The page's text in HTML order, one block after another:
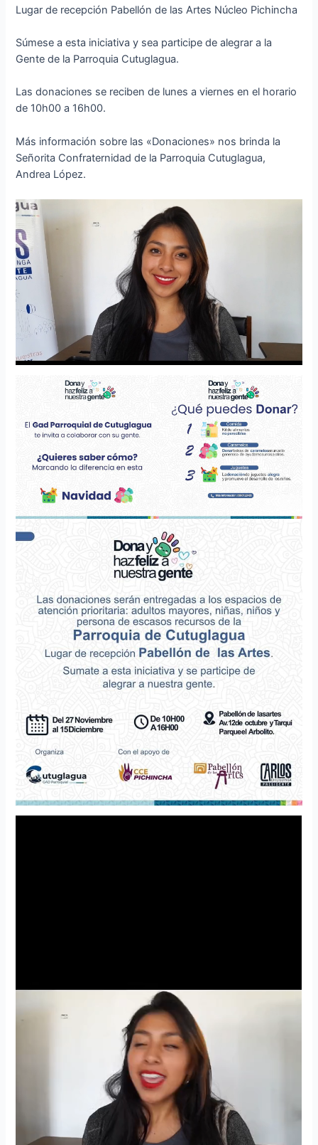
Lugar de recepción Pabellón de las Artes Núcleo Pichincha
Súmese a esta iniciativa y sea participe de alegrar a la
Gente de la Parroquia Cutuglagua.
Las donaciones se reciben de lunes a viernes en el horario
de 10h00 a 16h00.
Más información sobre las «Donaciones» nos brinda la
Señorita Confraternidad de la Parroquia Cutuglagua,
Andrea López.